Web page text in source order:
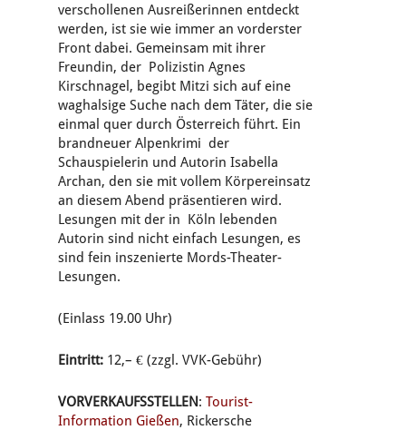
verschollenen Ausreißerinnen entdeckt
werden, ist sie wie immer an vorderster
Front dabei. Gemeinsam mit ihrer
Freundin, der Polizistin Agnes
Kirschnagel, begibt Mitzi sich auf eine
waghalsige Suche nach dem Täter, die sie
einmal quer durch Österreich führt. Ein
brandneuer Alpenkrimi der
Schauspielerin und Autorin Isabella
Archan, den sie mit vollem Körpereinsatz
an diesem Abend präsentieren wird.
Lesungen mit der in Köln lebenden
Autorin sind nicht einfach Lesungen, es
sind fein inszenierte Mords-Theater-
Lesungen.
(Einlass 19.00 Uhr)
Eintritt: 12,– € (zzgl. VVK-Gebühr)
VORVERKAUFSSTELLEN: Tourist-
Information Gießen, Rickersche